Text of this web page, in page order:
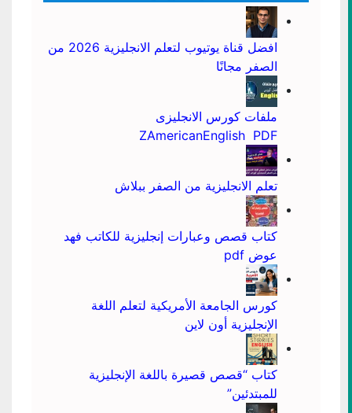
افضل قناة يوتيوب لتعلم الانجليزية 2026 من
الصفر مجانًا
ملفات كورس الانجليزى
ZAmericanEnglish PDF
تعلم الانجليزية من الصفر ببلاش
كتاب قصص وعبارات إنجليزية للكاتب فهد
عوض pdf
كورس الجامعة الأمريكية لتعلم اللغة
الإنجليزية أون لاين
كتاب “قصص قصيرة باللغة الإنجليزية
للمبتدئين”